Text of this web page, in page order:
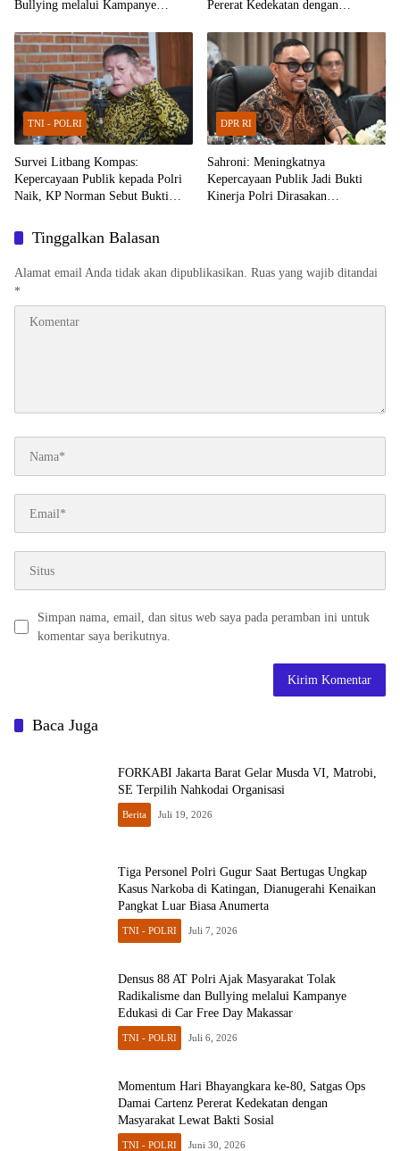
Bullying melalui Kampanye
Pererat Kedekatan dengan
TNI - POLRI
Survei Litbang Kompas:
Kepercayaan Publik kepada Polri
Naik, KP Norman Sebut Bukti
DPR RI
Sahroni: Meningkatnya
Kepercayaan Publik Jadi Bukti
Kinerja Polri Dirasakan
Tinggalkan Balasan
Alamat email Anda tidak akan dipublikasikan. Ruas yang wajib ditandai
*
Simpan nama, email, dan situs web saya pada peramban ini untuk
komentar saya berikutnya.
Baca Juga
FORKABI Jakarta Barat Gelar Musda VI, Matrobi,
SE Terpilih Nahkodai Organisasi
Berita Juli 19, 2026
Tiga Personel Polri Gugur Saat Bertugas Ungkap
Kasus Narkoba di Katingan, Dianugerahi Kenaikan
Pangkat Luar Biasa Anumerta
TNI - POLRI Juli 7, 2026
Densus 88 AT Polri Ajak Masyarakat Tolak
Radikalisme dan Bullying melalui Kampanye
Edukasi di Car Free Day Makassar
TNI - POLRI Juli 6, 2026
Momentum Hari Bhayangkara ke-80, Satgas Ops
Damai Cartenz Pererat Kedekatan dengan
Masyarakat Lewat Bakti Sosial
TNI - POLRI Juni 30, 2026